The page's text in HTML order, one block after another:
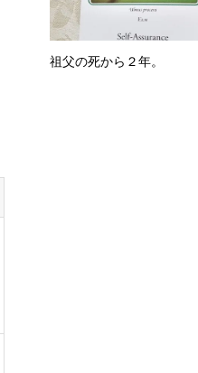
祖父の死から２年。